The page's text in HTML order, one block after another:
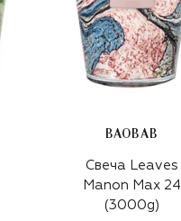
BAOBAB
Свеча Leaves
Manon Max 24
(3000g)